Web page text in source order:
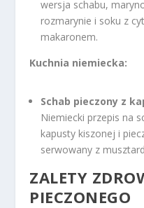
wersja schabu,
rozmarynie i soku z
makaronem.
Kuchnia niemiecka:
Schab pieczony z
Niemiecki przepis na
kapusty kiszonej i
serwowany z
ZALETY
PIECZONEGO